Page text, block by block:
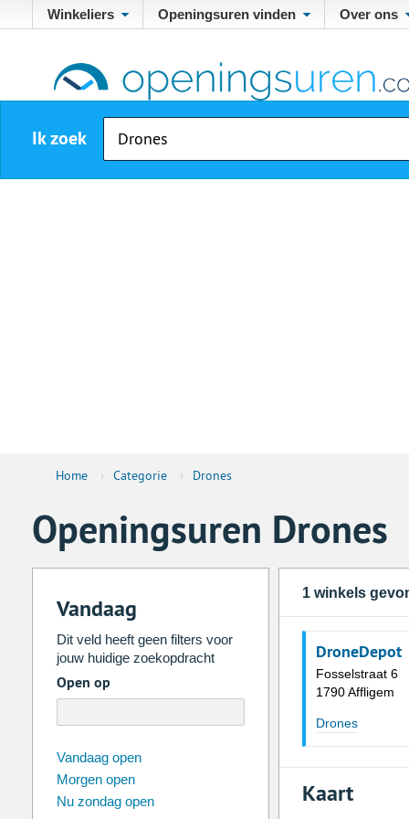
Winkeliers Openingsuren vinden Over ons
Ik zoek
Home › Categorie › Drones
Openingsuren Drones
Vandaag
Dit veld heeft geen filters voor
jouw huidige zoekopdracht
Open op
Zo Ma
26 27
Vandaag open
Morgen open
Nu zondag open
1 winkels
DroneDepot
Fosselstraat 6
1790 Affligem
Drones
Kaart